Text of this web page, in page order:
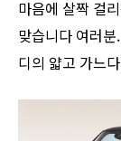
마음에 살짝 걸
맞습니다 여러
디의 얇고 가느